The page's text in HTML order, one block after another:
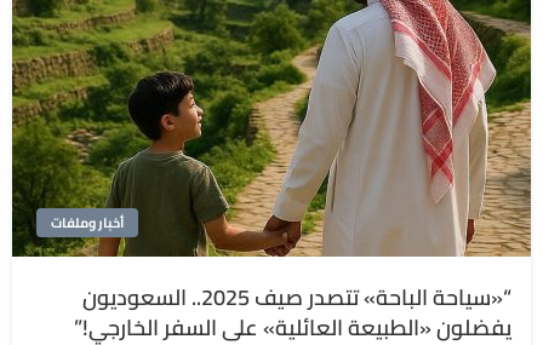
أخبار وملفات
“«سياحة الباحة» تتصدر صيف 2025.. السعوديون
يفضلون «الطبيعة العائلية» على السفر الخارجي!”